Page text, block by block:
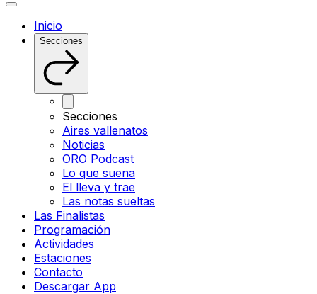
Inicio
Secciones
Secciones
Aires vallenatos
Noticias
ORO Podcast
Lo que suena
El lleva y trae
Las notas sueltas
Las Finalistas
Programación
Actividades
Estaciones
Contacto
Descargar App